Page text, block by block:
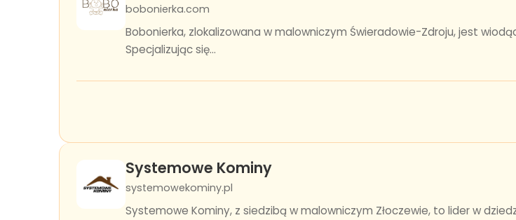
bobonierka.com
Bobonierka, zlokalizowana w malowniczym Świeradowie-Zdroju, jest
Specjalizując się...
Systemowe Kominy
systemowekominy.pl
Systemowe Kominy, z siedzibą w malowniczym Złoczewie, to lider w